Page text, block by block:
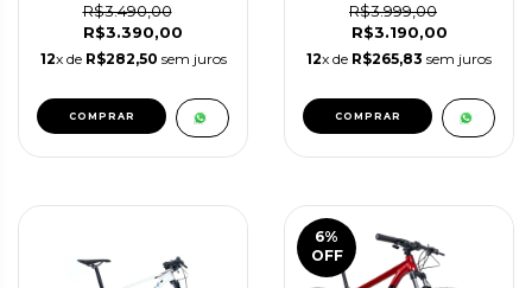
R$3.490,00
R$3.390,00
12x de R$282,50 sem juros
COMPRAR
R$3.999,00
R$3.190,00
12x de R$265,83 sem juros
COMPRAR
6%
OFF